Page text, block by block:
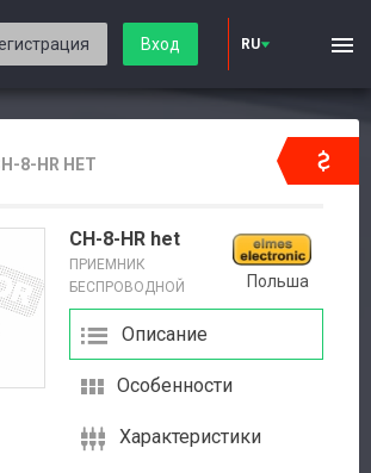
Вход RU
8-HR HET
CH-8-HR het
ПРИЕМНИК
БЕСПРОВОДНОЙ
Польша
Описание
Особенности
Характеристики